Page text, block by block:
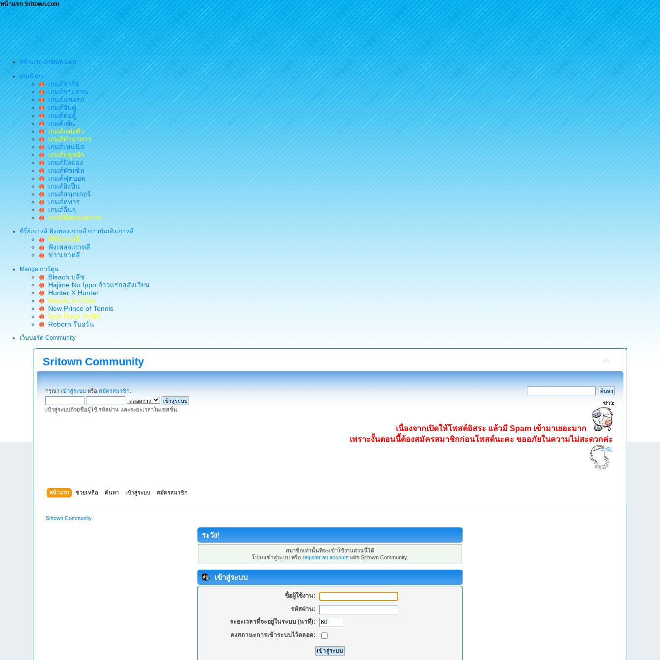
หน้าแรก Sritown.com
หน้าแรก sritown.com
เกมส์ เกม
เกมส์การ์ด
เกมส์กระดาน
เกมส์แข่งรถ
เกมส์จับคู่
เกมส์ต่อสู้
เกมส์เต้น
เกมส์แต่งตัว
เกมส์ทำอาหาร
เกมส์เทนนิส
เกมส์ปลูกผัก
เกมส์ปิงปอง
เกมส์พัซเซิล
เกมส์ฟุตบอล
เกมส์ยิงปืน
เกมส์สนุกเกอร์
เกมส์หทาร
เกมส์อื่นๆ
เกมส์ฮิตตลอดกาล
ซีรี่ย์เกาหลี ฟังเพลงเกาหลี ข่าวบันเทิงเกาหลี
ซีรี่ย์เกาหลี
ฟังเพลงเกาหลี
ข่าวเกาหลี
Manga การ์ตูน
Bleach บลีช
Hajime No Ippo ก้าวแรกสู่สังเวียน
Hunter X Hunter
Naruto นารุโตะ
New Prince of Tennis
One Piece วันพีช
Reborn รีบอร์น
เว็บบอร์ด Community
Sritown Community
กรุณา เข้าสู่ระบบ หรือสมัครสมาชิก
เข้าสู่ระบบด้วยชื่อผู้ใช้ รหัสผ่าน และระยะเวลาในเซสชั่น
ข่าว:
เนื่องจากเปิดให้โพสต์อิสระ แล้วมี Spam เข้ามาเยอะมาก
เพราะงั้นตอนนี้ต้องสมัครสมาชิกก่อนโพสต์นะคะ ขออภัยในความไม่สะดวกค่ะ
หน้าแรก ช่วยเหลือ ค้นหา เข้าสู่ระบบ สมัครสมาชิก
Sritown Community
ระวัง!
สมาชิกเท่านั้นที่จะเข้าใช้งานส่วนนี้ได้
โปรดเข้าสู่ระบบ หรือ register an account with Sritown Community.
เข้าสู่ระบบ
ชื่อผู้ใช้งาน:
รหัสผ่าน:
ระยะเวลาที่จะอยู่ในระบบ (นาที):
คงสถานะการเข้าระบบไว้ตลอด: